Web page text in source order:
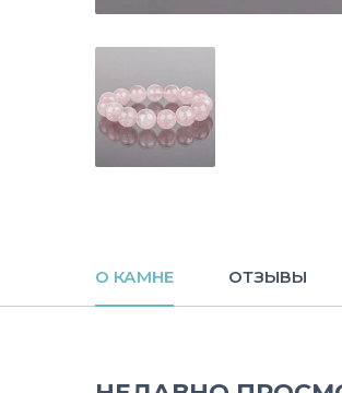
О КАМНЕ ОТЗЫВЫ